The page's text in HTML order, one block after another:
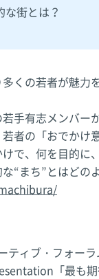
な街とは？
多くの若者が魅
手有志メンバー
者の「おでかけ
で、何を目的に
“まち”とはどの
ティブ・フォー
「最も期